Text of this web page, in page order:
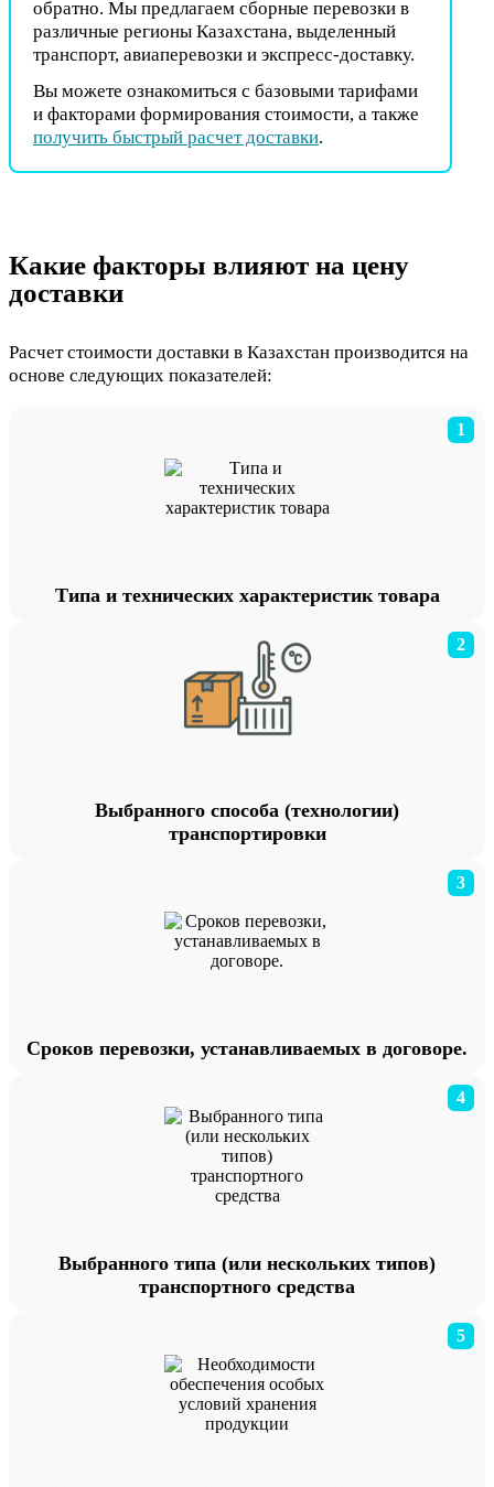
обратно. Мы предлагаем сборные перевозки в
различные регионы Казахстана, выделенный
транспорт, авиаперевозки и экспресс-доставку.
Вы можете ознакомиться с базовыми тарифами
и факторами формирования стоимости, а также
получить быстрый расчет доставки.
Какие факторы влияют на цену
доставки
Расчет стоимости доставки в Казахстан производится на
основе следующих показателей:
1
Типа и технических характеристик товара
2
Выбранного способа (технологии)
транспортировки
3
Сроков перевозки, устанавливаемых в договоре.
4
Выбранного типа (или нескольких типов)
транспортного средства
5